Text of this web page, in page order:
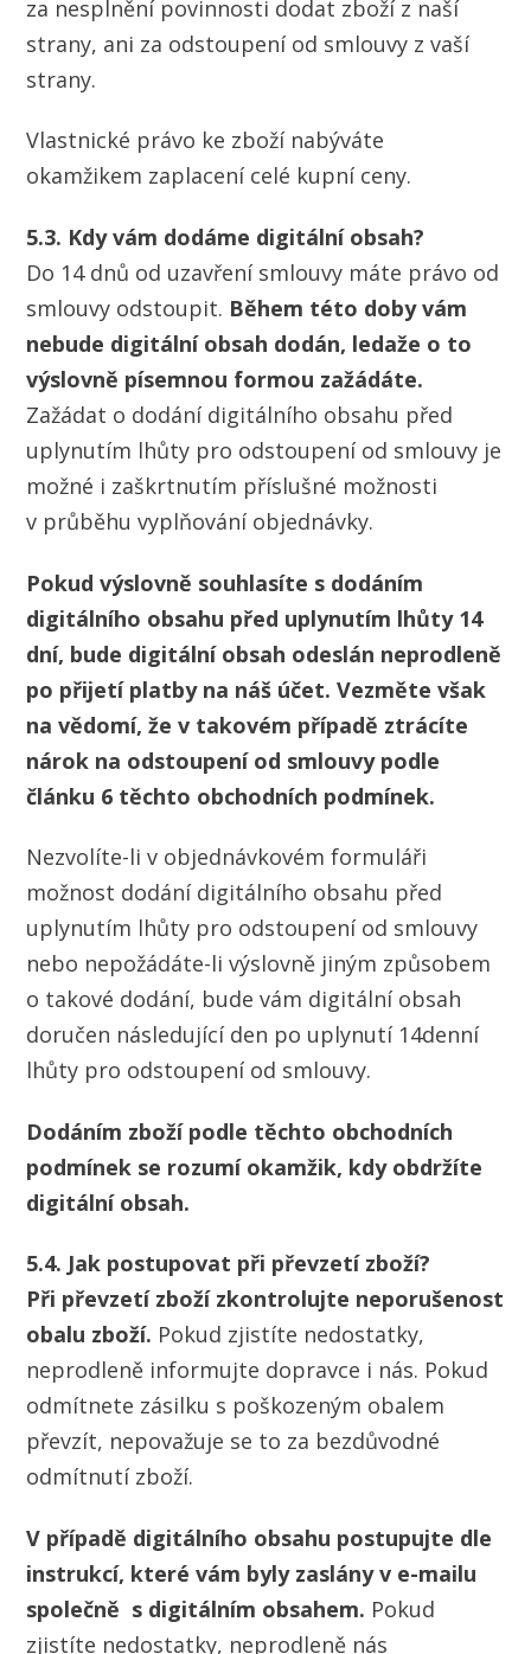
za nesplnění povinnosti dodat zboží z naší
strany, ani za odstoupení od smlouvy z vaší
strany.
Vlastnické právo ke zboží nabýváte
okamžikem zaplacení celé kupní ceny.
5.3. Kdy vám dodáme digitální obsah?
Do 14 dnů od uzavření smlouvy máte právo od
smlouvy odstoupit. Během této doby vám
nebude digitální obsah dodán, ledaže o to
výslovně písemnou formou zažádáte.
Zažádat o dodání digitálního obsahu před
uplynutím lhůty pro odstoupení od smlouvy je
možné i zaškrtnutím příslušné možnosti
v průběhu vyplňování objednávky.
Pokud výslovně souhlasíte s dodáním
digitálního obsahu před uplynutím lhůty 14
dní, bude digitální obsah odeslán neprodleně
po přijetí platby na náš účet. Vezměte však
na vědomí, že v takovém případě ztrácíte
nárok na odstoupení od smlouvy podle
článku 6 těchto obchodních podmínek.
Nezvolíte-li v objednávkovém formuláři
možnost dodání digitálního obsahu před
uplynutím lhůty pro odstoupení od smlouvy
nebo nepožádáte-li výslovně jiným způsobem
o takové dodání, bude vám digitální obsah
doručen následující den po uplynutí 14denní
lhůty pro odstoupení od smlouvy.
Dodáním zboží podle těchto obchodních
podmínek se rozumí okamžik, kdy obdržíte
digitální obsah.
5.4. Jak postupovat při převzetí zboží?
Při převzetí zboží zkontrolujte neporušenost
obalu zboží. Pokud zjistíte nedostatky,
neprodleně informujte dopravce i nás. Pokud
odmítnete zásilku s poškozeným obalem
převzít, nepovažuje se to za bezdůvodné
odmítnutí zboží.
V případě digitálního obsahu postupujte dle
instrukcí, které vám byly zaslány v e-mailu
společně s digitálním obsahem. Pokud
zjistíte nedostatky, neprodleně nás